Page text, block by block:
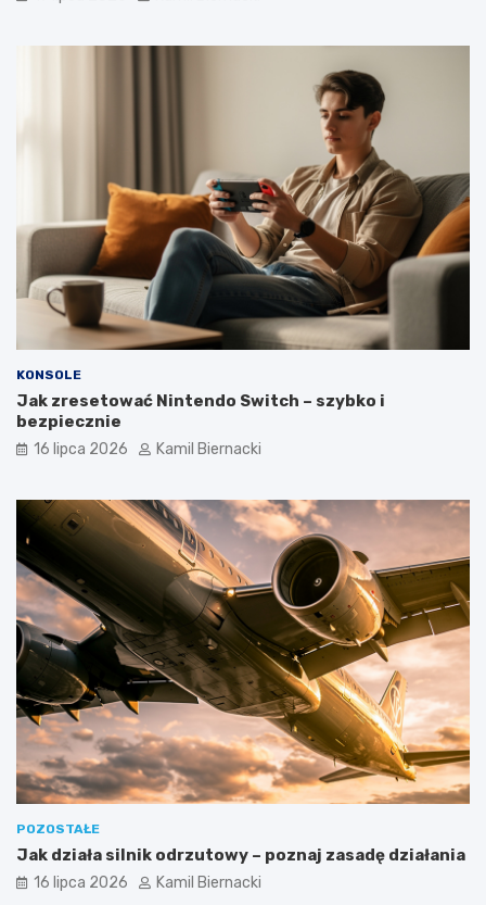
KONSOLE
Jak zresetować Nintendo Switch – szybko i
bezpiecznie
16 lipca 2026 Kamil Biernacki
POZOSTAŁE
Jak działa silnik odrzutowy – poznaj zasadę działania
16 lipca 2026 Kamil Biernacki